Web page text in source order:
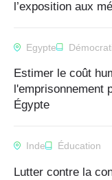
l’exposition aux
Egypte
Estimer le coût
l'emprisonnement
Égypte
Inde Éducation
Lutter contre la